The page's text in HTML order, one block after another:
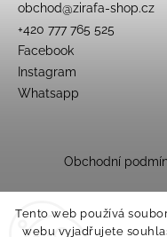
Tento web používá
webu vyjadřujete
obchod@zirafa-shop.cz
+420 777 765 525
Facebook
Instagram
Whatsapp
Obchodní